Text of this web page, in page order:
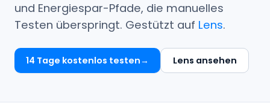
und Energiespar-Pfade, die manuelles
Testen überspringt. Gestützt auf Lens.
14 Tage kostenlos testen Lens ansehen